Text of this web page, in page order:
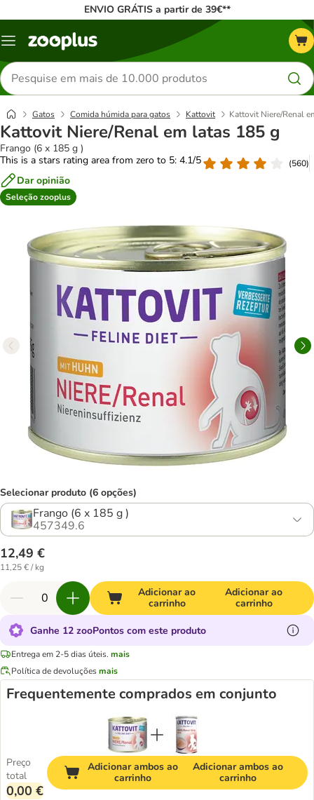
ENVIO GRÁTIS a partir de 39€**
Menu
Pesquisar
produtos
Gatos Comida húmida para gatos Kattovit Kattovit Niere/Renal
Kattovit Niere/Renal em latas 185 g
Frango (6 x 185 g )
This is a stars rating area from zero to 5: 4.1/5
(560)
Dar opinião
Seleção zooplus
Selecionar produto (6 opções)
Frango (6 x 185 g )
457349.6
12,49 €
11,25 € / kg
Adicionar ao
carrinho
Adicionar ao
carrinho
Ganhe 12 zooPontos com este produto
Entrega em 2-5 dias úteis. mais
Política de devoluçõesmais
Frequentemente comprados em conjunto
Preço
total
0,00 €
Adicionar ambos ao
carrinho
Adicionar ambos ao
carrinho